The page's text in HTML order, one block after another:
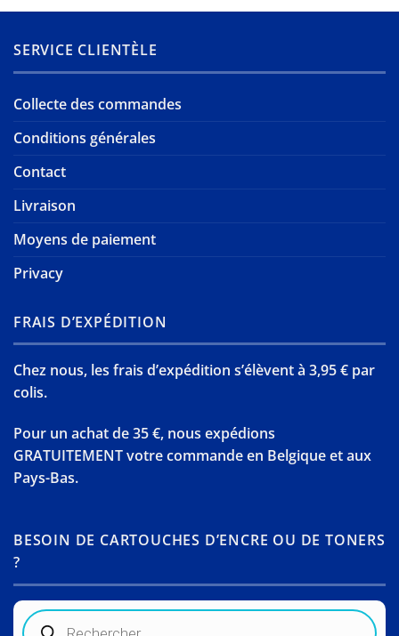
SERVICE CLIENTÈLE
Collecte des commandes
Conditions générales
Contact
Livraison
Moyens de paiement
Privacy
FRAIS D’EXPÉDITION
Chez nous, les frais d’expédition s’élèvent à 3,95 € par
colis.
Pour un achat de 35 €, nous expédions
GRATUITEMENT votre commande en Belgique et aux
Pays-Bas.
BESOIN DE CARTOUCHES D’ENCRE OU DE TONERS
?
Recherche
de